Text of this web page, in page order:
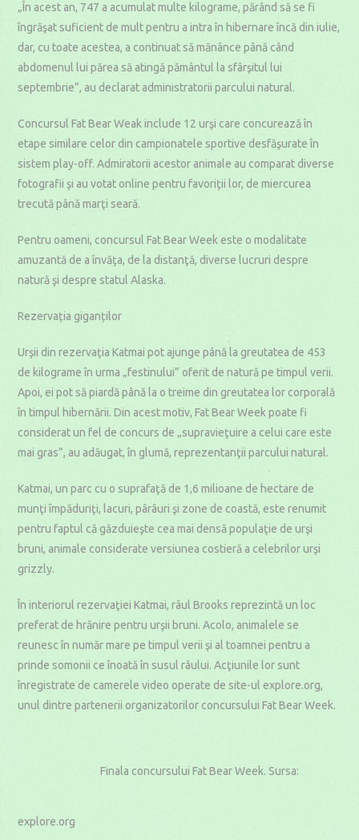
„În acest an, 747 a acumulat multe kilograme, părând să se fi
îngrăşat suficient de mult pentru a intra în hibernare încă din iulie,
dar, cu toate acestea, a continuat să mănânce până când
abdomenul lui părea să atingă pământul la sfârşitul lui
septembrie”, au declarat administratorii parcului natural.
Concursul Fat Bear Weak include 12 urşi care concurează în
etape similare celor din campionatele sportive desfăşurate în
sistem play-off. Admiratorii acestor animale au comparat diverse
fotografii şi au votat online pentru favoriţii lor, de miercurea
trecută până marţi seară.
Pentru oameni, concursul Fat Bear Week este o modalitate
amuzantă de a învăţa, de la distanţă, diverse lucruri despre
natură şi despre statul Alaska.
Rezervația giganților
Urşii din rezervaţia Katmai pot ajunge până la greutatea de 453
de kilograme în urma „festinului” oferit de natură pe timpul verii.
Apoi, ei pot să piardă până la o treime din greutatea lor corporală
în timpul hibernării. Din acest motiv, Fat Bear Week poate fi
considerat un fel de concurs de „supravieţuire a celui care este
mai gras”, au adăugat, în glumă, reprezentanţii parcului natural.
Katmai, un parc cu o suprafaţă de 1,6 milioane de hectare de
munţi împăduriţi, lacuri, pârâuri şi zone de coastă, este renumit
pentru faptul că găzduieşte cea mai densă populaţie de urşi
bruni, animale considerate versiunea costieră a celebrilor urşi
grizzly.
În interiorul rezervaţiei Katmai, râul Brooks reprezintă un loc
preferat de hrănire pentru urşii bruni. Acolo, animalele se
reunesc în număr mare pe timpul verii şi al toamnei pentru a
prinde somonii ce înoată în susul râului. Acţiunile lor sunt
înregistrate de camerele video operate de site-ul explore.org,
unul dintre partenerii organizatorilor concursului Fat Bear Week.
Finala concursului Fat Bear Week. Sursa:
explore.org